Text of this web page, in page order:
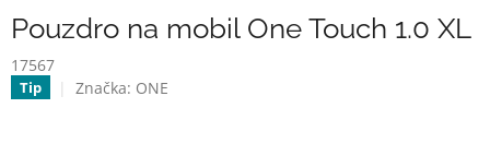
Pouzdro na mobil One Touch 1.0 XL
17567
Tip Značka: ONE